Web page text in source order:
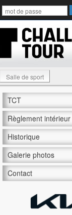
Salle de sport
TCT
Règlement intérieur
Historique
Galerie photos
Contact